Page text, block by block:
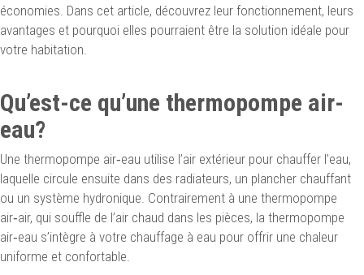
économies. Dans cet article, découvrez leur fonctionnement, leurs
avantages et pourquoi elles pourraient être la solution idéale pour
votre habitation.
Qu’est-ce qu’une thermopompe air-
eau?
Une thermopompe air‑eau utilise l’air extérieur pour chauffer l’eau,
laquelle circule ensuite dans des radiateurs, un plancher chauffant
ou un système hydronique. Contrairement à une thermopompe
air‑air, qui souffle de l’air chaud dans les pièces, la thermopompe
air‑eau s’intègre à votre chauffage à eau pour offrir une chaleur
uniforme et confortable.